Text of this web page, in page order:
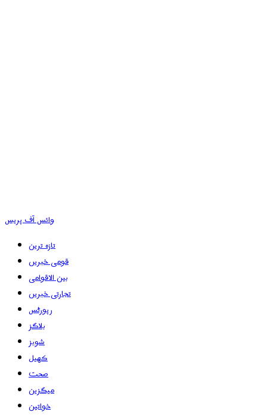
وائس آف پریس
تازہ ترین
قومی خبریں
بین الاقوامی
تجارتی خبریں
رپورٹس
بلاگز
شوبز
کھیل
صحت
میگزین
خواتین